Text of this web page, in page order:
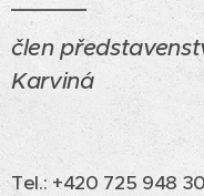
člen
Karviná
Tel.: +420 725 948